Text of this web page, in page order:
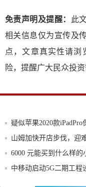
免责声明及提醒：
此
相关信息仅为宣传及
点，文章真实性请浏
险，提醒广大民众投资
疑似苹果2020款iPadPro
山姆加快开店步伐，迎
6000 元能买到什么样的
中移动启动5G二期工程